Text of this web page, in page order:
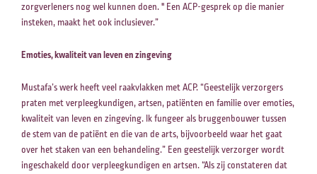
zorgverleners nog wel kunnen doen. " Een ACP-gesprek op die manier
insteken, maakt het ook inclusiever.”
Emoties, kwaliteit van leven en zingeving
Mustafa’s werk heeft veel raakvlakken met ACP. “Geestelijk verzorgers
praten met verpleegkundigen, artsen, patiënten en familie over emoties,
kwaliteit van leven en zingeving. Ik fungeer als bruggenbouwer tussen
de stem van de patiënt en die van de arts, bijvoorbeeld waar het gaat
over het staken van een behandeling.” Een geestelijk verzorger wordt
ingeschakeld door verpleegkundigen en artsen. “Als zij constateren dat